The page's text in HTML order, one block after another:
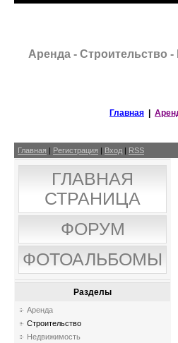
Аренда - Строительство
Главная
Главная Регистрация Вход RSS
ГЛАВНАЯ
СТРАНИЦА
ФОРУМ
ФОТОАЛЬБОМЫ
Разделы
Аренда
Строительство
Недвижимость